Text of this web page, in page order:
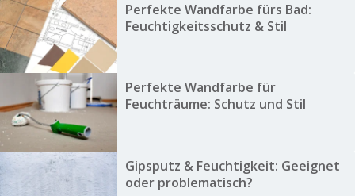
Perfekte Wandfarbe fürs Bad:
Feuchtigkeitsschutz & Stil
Perfekte Wandfarbe für
Feuchträume: Schutz und Stil
Gipsputz & Feuchtigkeit: Geeignet
oder problematisch?